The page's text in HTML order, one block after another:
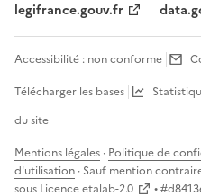
legifrance.gouv.fr
Accessibilité : non conforme
Télécharger les bases
du site
Mentions légales · Politique de
d'utilisation · Sauf mention
sous Licence etalab-2.0 • #